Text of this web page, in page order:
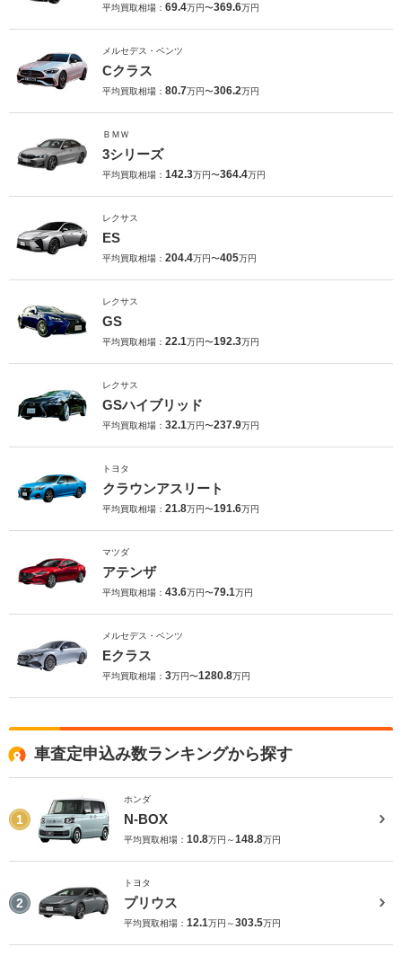
平均買取相場： 69.4万円〜369.6万円
メルセデス・ベンツ
Cクラス
平均買取相場： 80.7万円〜306.2万円
ＢＭＷ
3シリーズ
平均買取相場： 142.3万円〜364.4万円
レクサス
ES
平均買取相場： 204.4万円〜405万円
レクサス
GS
平均買取相場： 22.1万円〜192.3万円
レクサス
GSハイブリッド
平均買取相場： 32.1万円〜237.9万円
トヨタ
クラウンアスリート
平均買取相場： 21.8万円〜191.6万円
マツダ
アテンザ
平均買取相場： 43.6万円〜79.1万円
メルセデス・ベンツ
Eクラス
平均買取相場： 3万円〜1280.8万円
車査定申込み数ランキングから探す
1
ホンダ
N-BOX
平均買取相場： 10.8万円～148.8万円
2
トヨタ
プリウス
平均買取相場： 12.1万円～303.5万円